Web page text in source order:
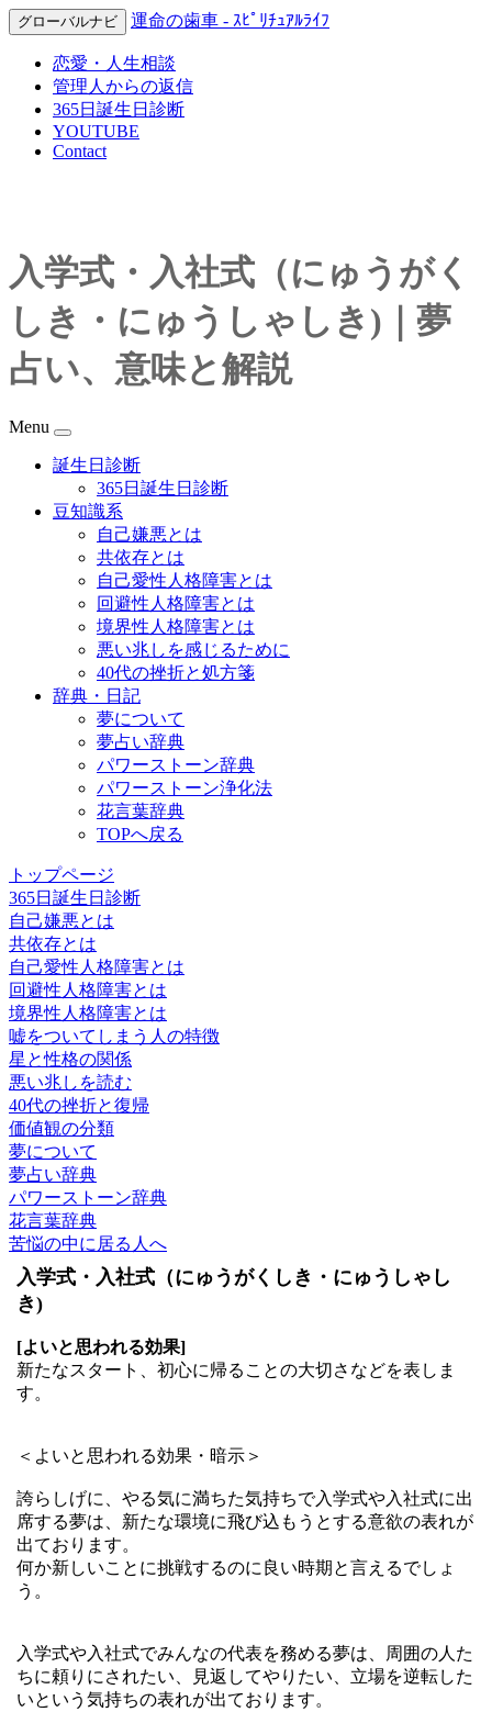
グローバルナビ 運命の歯車 - ｽﾋﾟﾘﾁｭｱﾙﾗｲﾌ
恋愛・人生相談
管理人からの返信
365日誕生日診断
YOUTUBE
Contact
入学式・入社式（にゅうがく
しき・にゅうしゃしき)｜夢
占い、意味と解説
Menu
誕生日診断
365日誕生日診断
豆知識系
自己嫌悪とは
共依存とは
自己愛性人格障害とは
回避性人格障害とは
境界性人格障害とは
悪い兆しを感じるために
40代の挫折と処方箋
辞典・日記
夢について
夢占い辞典
パワーストーン辞典
パワーストーン浄化法
花言葉辞典
TOPへ戻る
トップページ
365日誕生日診断
自己嫌悪とは
共依存とは
自己愛性人格障害とは
回避性人格障害とは
境界性人格障害とは
嘘をついてしまう人の特徴
星と性格の関係
悪い兆しを読む
40代の挫折と復帰
価値観の分類
夢について
夢占い辞典
パワーストーン辞典
花言葉辞典
苦悩の中に居る人へ
入学式・入社式（にゅうがくしき・にゅうしゃし
き)
[よいと思われる効果]
新たなスタート、初心に帰ることの大切さなどを表しま
す。
＜よいと思われる効果・暗示＞
誇らしげに、やる気に満ちた気持ちで入学式や入社式に出
席する夢は、新たな環境に飛び込もうとする意欲の表れが
出ております。
何か新しいことに挑戦するのに良い時期と言えるでしょ
う。
入学式や入社式でみんなの代表を務める夢は、周囲の人た
ちに頼りにされたい、見返してやりたい、立場を逆転した
いという気持ちの表れが出ております。